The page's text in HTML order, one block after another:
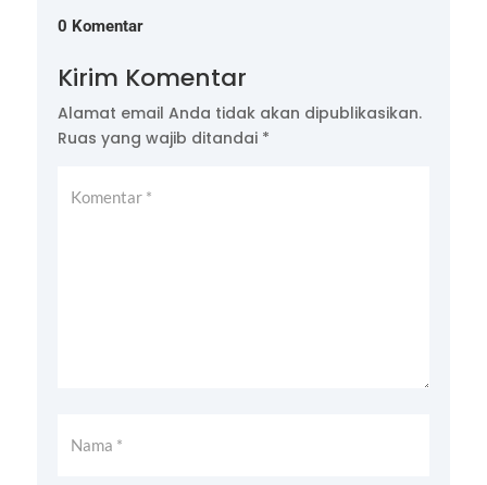
0 Komentar
Kirim Komentar
Alamat email Anda tidak akan dipublikasikan.
Ruas yang wajib ditandai *